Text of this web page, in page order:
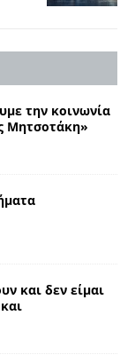
την κοινωνία
Μητσοτάκη»
και δεν είμαι